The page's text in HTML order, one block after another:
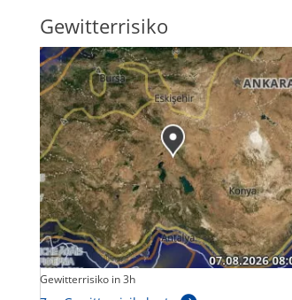
Gewitterrisiko
Gewitterrisiko in 3h